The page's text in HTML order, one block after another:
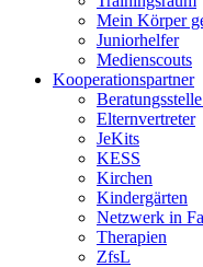
Mein Körper
Juniorhelfer
Medienscouts
Kooperationspartner
Elternvertreter
JeKits
KESS
Kirchen
Kindergärten
Netzwerk in
Therapien
ZfsL